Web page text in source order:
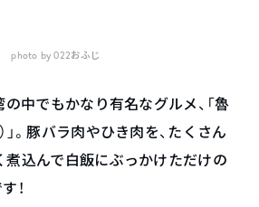
photo by 022おふじ
の中でもかなり有名なグルメ、「魯
」。豚バラ肉やひき肉を、たくさん
煮込んで白飯にぶっかけただけの
！